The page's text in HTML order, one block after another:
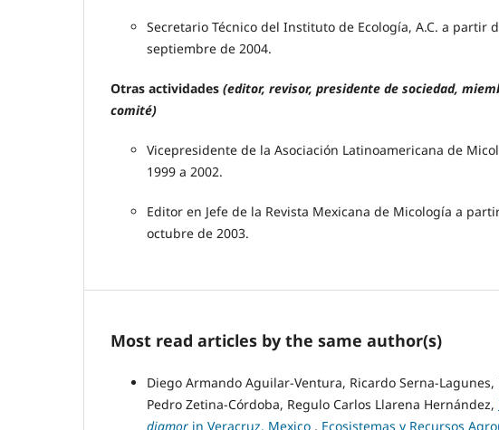
Secretario Técnico del Instituto de Ecología, A.C. a partir
septiembre de 2004.
Otras actividades (editor, revisor, presidente de sociedad,
comité)
Vicepresidente de la Asociación Latinoamericana de
1999 a 2002.
Editor en Jefe de la Revista Mexicana de Micología a
octubre de 2003.
Most read articles by the same author(s)
Diego Armando Aguilar-Ventura, Ricardo Serna-
Pedro Zetina-Córdoba, Regulo Carlos Llarena Hernández,
djamor in Veracruz, Mexico , Ecosistemas y Recursos